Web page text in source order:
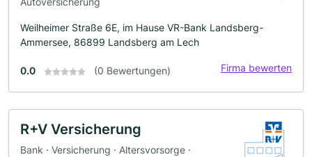
Weilheimer Straße 6E, im Hause VR-Bank Landsberg-
Ammersee, 86899 Landsberg am Lech
0.0 (0 Bewertungen) Firma bewerten
R+V Versicherung
Bank · Versicherung · Altersvorsorge ·